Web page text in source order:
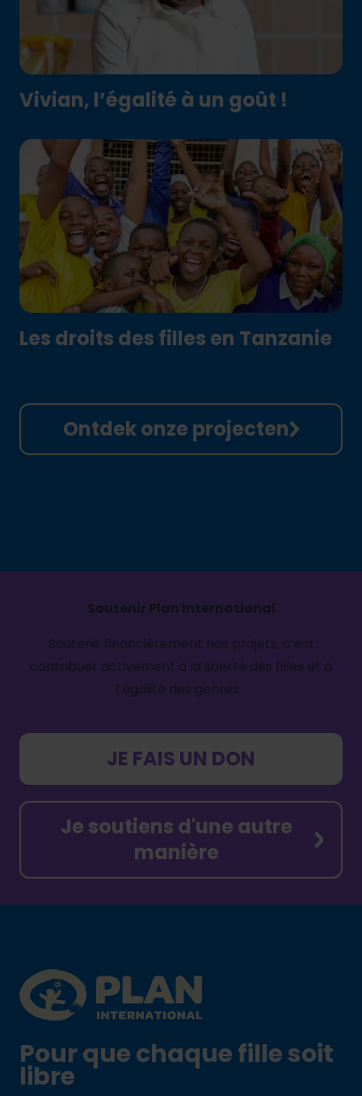
Vivian, l’égalité à un goût !
Les droits des filles en Tanzanie
Ontdek onze projecten
Soutenir Plan International
Soutenir financièrement nos projets, c’est
contribuer activement à la liberté des filles et à
l’égalité des genres.
JE FAIS UN DON
Je soutiens d'une autre
manière
Plan International logo
Pour que chaque fille soit
libre